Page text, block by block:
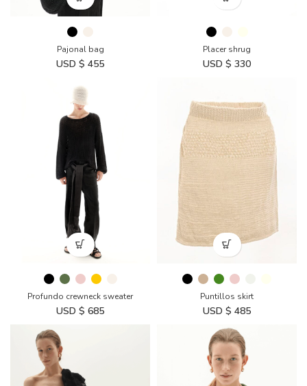
Pajonal bag
USD $ 455
Placer shrug
USD $ 330
Profundo crewneck sweater
USD $ 685
Puntillos skirt
USD $ 485